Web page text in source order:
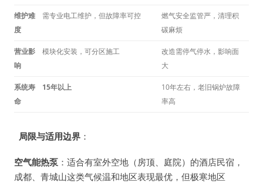
维护难
度
需专业电工维护，但故障率可控
燃气安全监管严，清理积
碳麻烦
营业影
响
模块化安装，可分区施工
改造需停气停水，影响面
大
系统寿
命
15年以上
10年左右，老旧锅炉故障
率高
局限与适用边界：
空气能热泵 ：适合有室外空地（房顶、庭院）的酒店民宿，
成都、青城山这类气候温和地区表现最优，但极寒地区